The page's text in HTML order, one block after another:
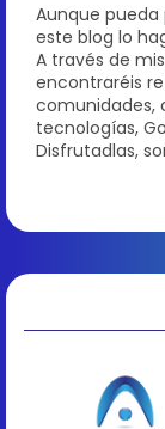
Aunque
este blog lo
A través de
encontraréis
comunidades,
tecnologías,
Disfrutadlas,